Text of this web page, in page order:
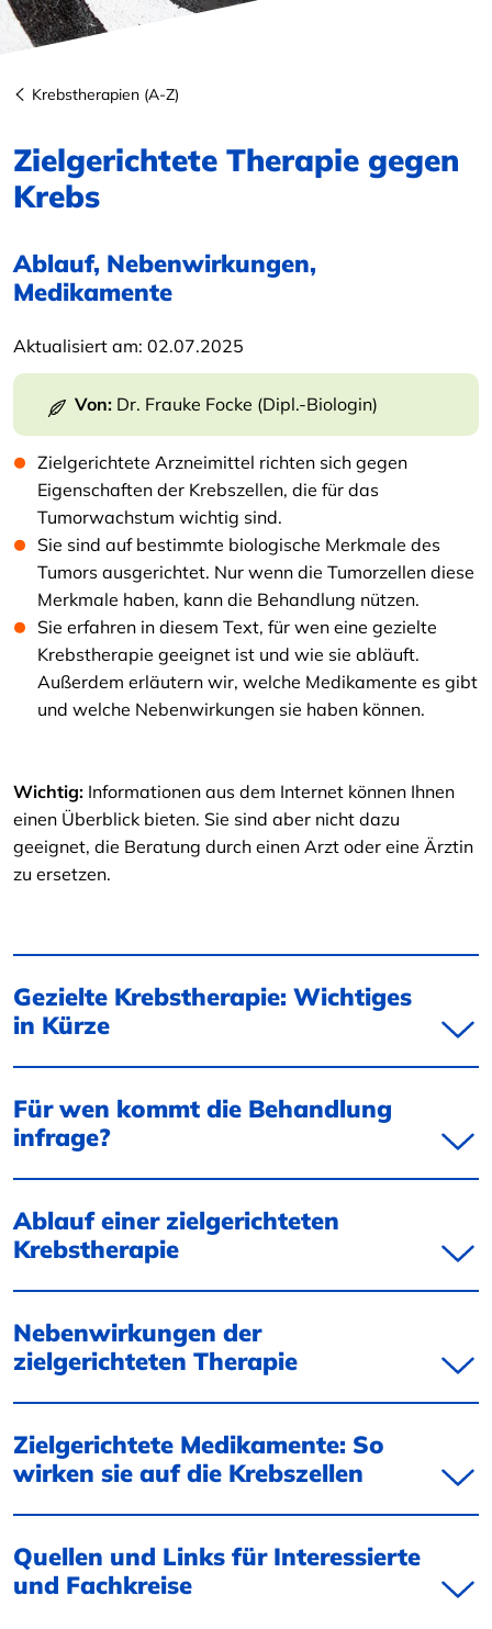
Krebstherapien (A-Z)
Zielgerichtete Therapie gegen
Krebs
Ablauf, Nebenwirkungen,
Medikamente
Aktualisiert am: 02.07.2025
Von: Dr. Frauke Focke (Dipl.-Biologin)
Zielgerichtete Arzneimittel richten sich gegen
Eigenschaften der Krebszellen, die für das
Tumorwachstum wichtig sind.
Sie sind auf bestimmte biologische Merkmale des
Tumors ausgerichtet. Nur wenn die Tumorzellen diese
Merkmale haben, kann die Behandlung nützen.
Sie erfahren in diesem Text, für wen eine gezielte
Krebstherapie geeignet ist und wie sie abläuft.
Außerdem erläutern wir, welche Medikamente es gibt
und welche Nebenwirkungen sie haben können.
Wichtig: Informationen aus dem Internet können Ihnen
einen Überblick bieten. Sie sind aber nicht dazu
geeignet, die Beratung durch einen Arzt oder eine Ärztin
zu ersetzen.
Gezielte Krebstherapie: Wichtiges
in Kürze
Für wen kommt die Behandlung
infrage?
Ablauf einer zielgerichteten
Krebstherapie
Nebenwirkungen der
zielgerichteten Therapie
Zielgerichtete Medikamente: So
wirken sie auf die Krebszellen
Quellen und Links für Interessierte
und Fachkreise